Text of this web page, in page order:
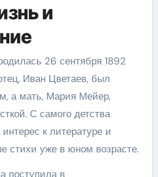
и
26 сентября 1892
Иван Цветаев, был
а мать, Мария Мейер,
С самого детства
к литературе и
стихи уже в юном возрасте.
поступила в